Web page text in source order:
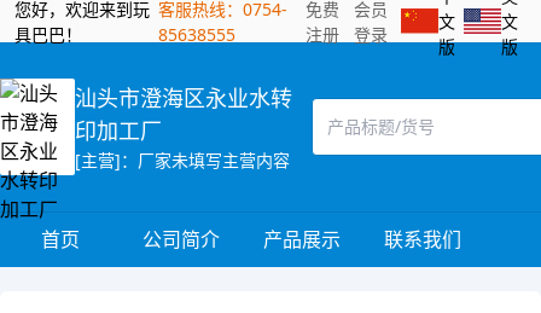
您好，欢迎来到玩
具巴巴！
客服热线：0754-
85638555
免费
注册
会员
登录
文
版
文
版
汕头市澄海区永业水转
印加工厂
[主营]：厂家未填写主营内容
首页 公司简介 产品展示 联系我们